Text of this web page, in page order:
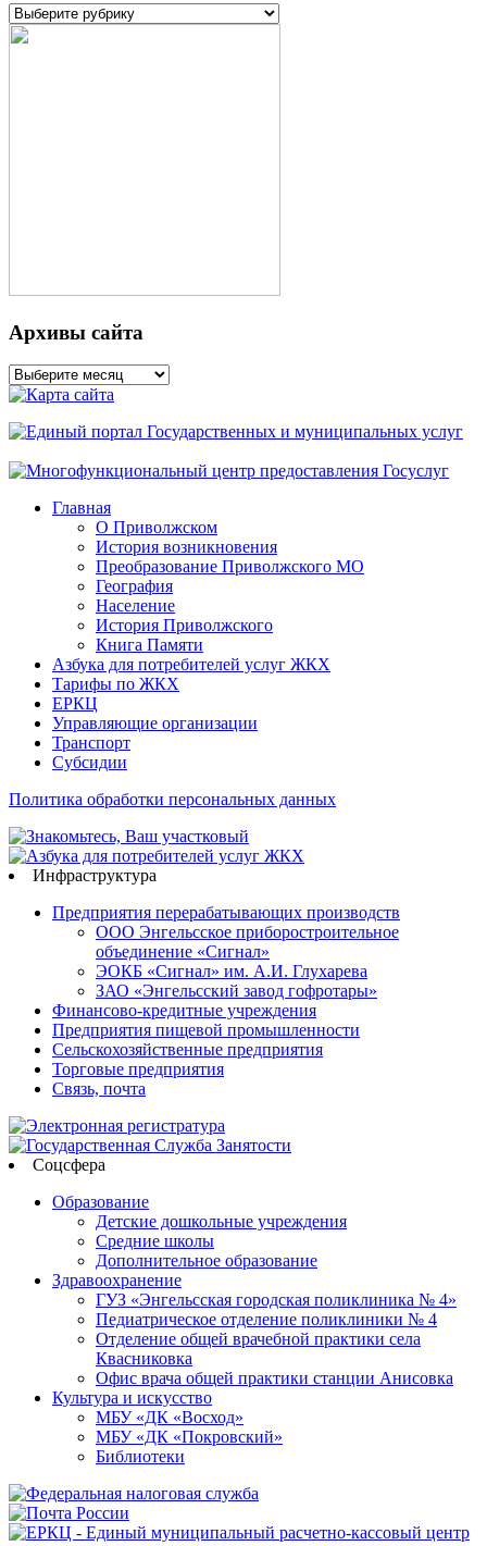
Рубрики
Архивы сайта
Архивы
сайта
Главная
О Приволжском
История возникновения
Преобразование Приволжского МО
География
Население
История Приволжского
Книга Памяти
Азбука для потребителей услуг ЖКХ
Тарифы по ЖКХ
ЕРКЦ
Управляющие организации
Транспорт
Субсидии
Политика обработки персональных данных
Инфраструктура
Предприятия перерабатывающих производств
ООО Энгельсское приборостроительное
объединение «Сигнал»
ЭОКБ «Сигнал» им. А.И. Глухарева
ЗАО «Энгельсский завод гофротары»
Финансово-кредитные учреждения
Предприятия пищевой промышленности
Сельскохозяйственные предприятия
Торговые предприятия
Связь, почта
Соцсфера
Образование
Детские дошкольные учреждения
Средние школы
Дополнительное образование
Здравоохранение
ГУЗ «Энгельсская городская поликлиника № 4»
Педиатрическое отделение поликлиники № 4
Отделение общей врачебной практики села
Квасниковка
Офис врача общей практики станции Анисовка
Культура и искусство
МБУ «ДК «Восход»
МБУ «ДК «Покровский»
Библиотеки